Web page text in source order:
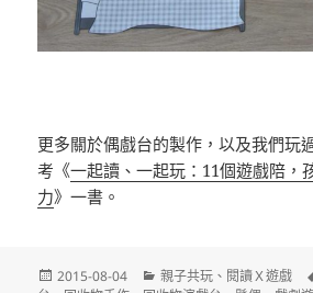
更多關於偶戲台的製作，以及我們玩
考《一起讀、一起玩：11個遊戲陪，
力》一書。
發
2015-08-04
分
親子共玩 、 閱讀Ｘ遊戲